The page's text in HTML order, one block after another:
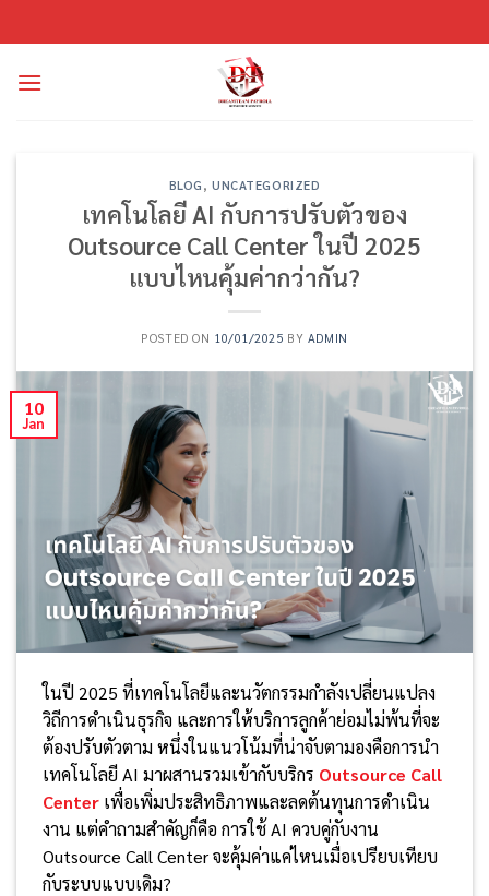
to
BLOG ,UNCATEGORIZED
เทคโนโลยี AI กับการปรับตัวของ
Outsource Call Center ในปี 2025
แบบไหนคุ้มค่ากว่ากัน?
POSTED ON 10/01/2025 BY ADMIN
10
Jan
ในปี 2025 ที่เทคโนโลยีและนวัตกรรมกำลังเปลี่ยนแปลง
วิถีการดำเนินธุรกิจ และการให้บริการลูกค้าย่อมไม่พ้นที่จะ
ต้องปรับตัวตาม หนึ่งในแนวโน้มที่น่าจับตามองคือการนำ
เทคโนโลยี AI มาผสานรวมเข้ากับบริกร Outsource Call
Center เพื่อเพิ่มประสิทธิภาพและลดต้นทุนการดำเนิน
งาน แต่คำถามสำคัญก็คือ การใช้ AI ควบคู่กับงาน
Outsource Call Center จะคุ้มค่าแค่ไหนเมื่อเปรียบเทียบ
กับระบบแบบเดิม?